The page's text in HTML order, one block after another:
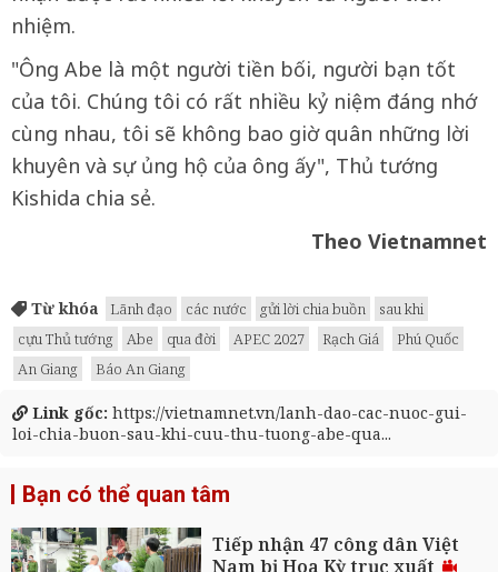
nhiệm.
"Ông Abe là một người tiền bối, người bạn tốt
của tôi. Chúng tôi có rất nhiều kỷ niệm đáng nhớ
cùng nhau, tôi sẽ không bao giờ quân những lời
khuyên và sự ủng hộ của ông ấy", Thủ tướng
Kishida chia sẻ.
Theo Vietnamnet
Từ khóa Lãnh đạo các nước gửi lời chia buồn
sau khi
cựu Thủ tướng
Abe qua đời APEC 2027 Rạch Giá
Phú Quốc
An Giang
Báo An Giang
Link gốc: https://vietnamnet.vn/lanh-dao-cac-nuoc-gui-
loi-chia-buon-sau-khi-cuu-thu-tuong-abe-qua...
Bạn có thể quan tâm
Tiếp nhận 47 công dân Việt
Nam bị Hoa Kỳ trục xuất